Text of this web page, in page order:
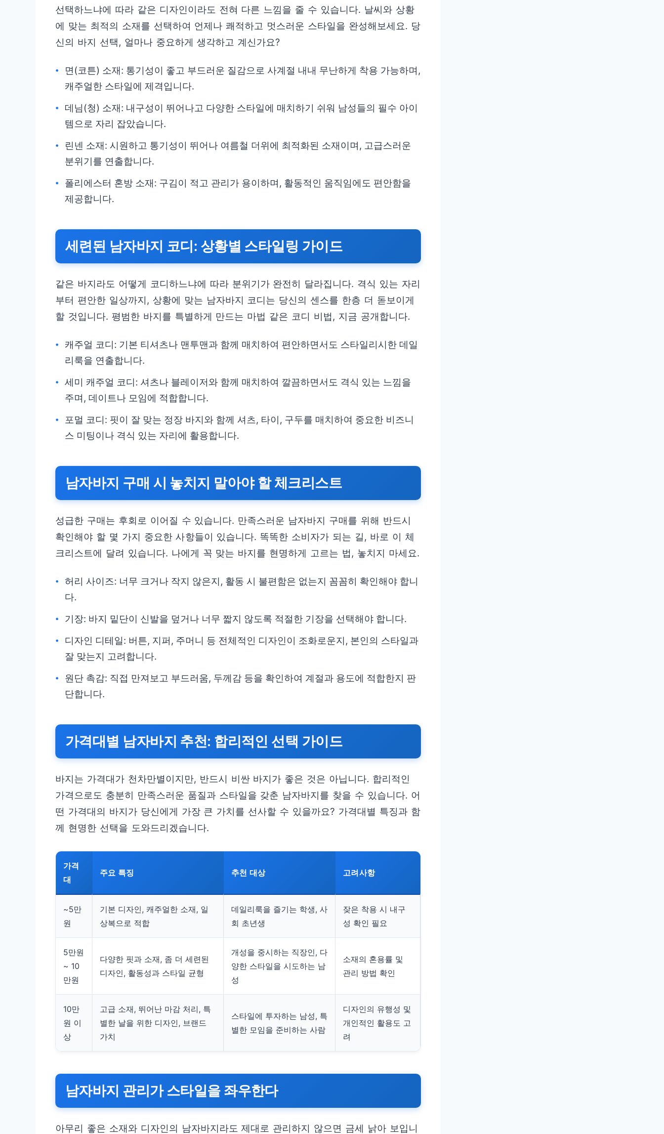
선택하느냐에 따라 같은 디자인이라도 전혀 다른 느낌을 줄 수 있습니다. 날씨와 상황
에 맞는 최적의 소재를 선택하여 언제나 쾌적하고 멋스러운 스타일을 완성해보세요. 당
신의 바지 선택, 얼마나 중요하게 생각하고 계신가요?
면(코튼) 소재: 통기성이 좋고 부드러운 질감으로 사계절 내내 무난하게 착용 가능하며,
캐주얼한 스타일에 제격입니다.
데님(청) 소재: 내구성이 뛰어나고 다양한 스타일에 매치하기 쉬워 남성들의 필수 아이
템으로 자리 잡았습니다.
린넨 소재: 시원하고 통기성이 뛰어나 여름철 더위에 최적화된 소재이며, 고급스러운
분위기를 연출합니다.
폴리에스터 혼방 소재: 구김이 적고 관리가 용이하며, 활동적인 움직임에도 편안함을
제공합니다.
세련된 남자바지 코디: 상황별 스타일링 가이드
같은 바지라도 어떻게 코디하느냐에 따라 분위기가 완전히 달라집니다. 격식 있는 자리
부터 편안한 일상까지, 상황에 맞는 남자바지 코디는 당신의 센스를 한층 더 돋보이게
할 것입니다. 평범한 바지를 특별하게 만드는 마법 같은 코디 비법, 지금 공개합니다.
캐주얼 코디: 기본 티셔츠나 맨투맨과 함께 매치하여 편안하면서도 스타일리시한 데일
리룩을 연출합니다.
세미 캐주얼 코디: 셔츠나 블레이저와 함께 매치하여 깔끔하면서도 격식 있는 느낌을
주며, 데이트나 모임에 적합합니다.
포멀 코디: 핏이 잘 맞는 정장 바지와 함께 셔츠, 타이, 구두를 매치하여 중요한 비즈니
스 미팅이나 격식 있는 자리에 활용합니다.
남자바지 구매 시 놓치지 말아야 할 체크리스트
성급한 구매는 후회로 이어질 수 있습니다. 만족스러운 남자바지 구매를 위해 반드시
확인해야 할 몇 가지 중요한 사항들이 있습니다. 똑똑한 소비자가 되는 길, 바로 이 체
크리스트에 달려 있습니다. 나에게 꼭 맞는 바지를 현명하게 고르는 법, 놓치지 마세요.
허리 사이즈: 너무 크거나 작지 않은지, 활동 시 불편함은 없는지 꼼꼼히 확인해야 합니
다.
기장: 바지 밑단이 신발을 덮거나 너무 짧지 않도록 적절한 기장을 선택해야 합니다.
디자인 디테일: 버튼, 지퍼, 주머니 등 전체적인 디자인이 조화로운지, 본인의 스타일과
잘 맞는지 고려합니다.
원단 촉감: 직접 만져보고 부드러움, 두께감 등을 확인하여 계절과 용도에 적합한지 판
단합니다.
가격대별 남자바지 추천: 합리적인 선택 가이드
바지는 가격대가 천차만별이지만, 반드시 비싼 바지가 좋은 것은 아닙니다. 합리적인
가격으로도 충분히 만족스러운 품질과 스타일을 갖춘 남자바지를 찾을 수 있습니다. 어
떤 가격대의 바지가 당신에게 가장 큰 가치를 선사할 수 있을까요? 가격대별 특징과 함
께 현명한 선택을 도와드리겠습니다.
가격
대
주요 특징 추천 대상 고려사항
~5만
원
기본 디자인, 캐주얼한 소재, 일
상복으로 적합
데일리룩을 즐기는 학생, 사
회 초년생
잦은 착용 시 내구
성 확인 필요
5만원
~ 10
만원
다양한 핏과 소재, 좀 더 세련된
디자인, 활동성과 스타일 균형
개성을 중시하는 직장인, 다
양한 스타일을 시도하는 남
성
소재의 혼용률 및
관리 방법 확인
10만
원 이
상
고급 소재, 뛰어난 마감 처리, 특
별한 날을 위한 디자인, 브랜드
가치
스타일에 투자하는 남성, 특
별한 모임을 준비하는 사람
디자인의 유행성 및
개인적인 활용도 고
려
남자바지 관리가 스타일을 좌우한다
아무리 좋은 소재와 디자인의 남자바지라도 제대로 관리하지 않으면 금세 낡아 보입니